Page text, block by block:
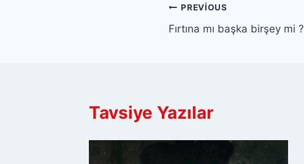
Yazı
gezinmesi
PREVIOUS
Fırtına mı başka birşey mi ?
Tavsiye Yazılar